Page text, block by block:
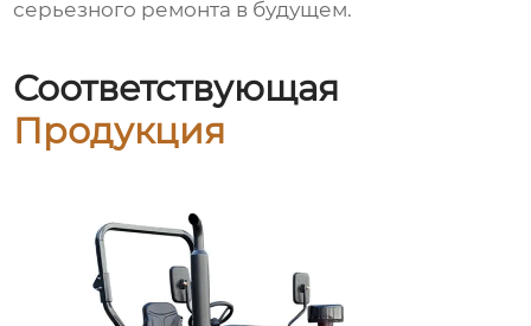
серьезного ремонта в будущем.
Соответствующая
Продукция